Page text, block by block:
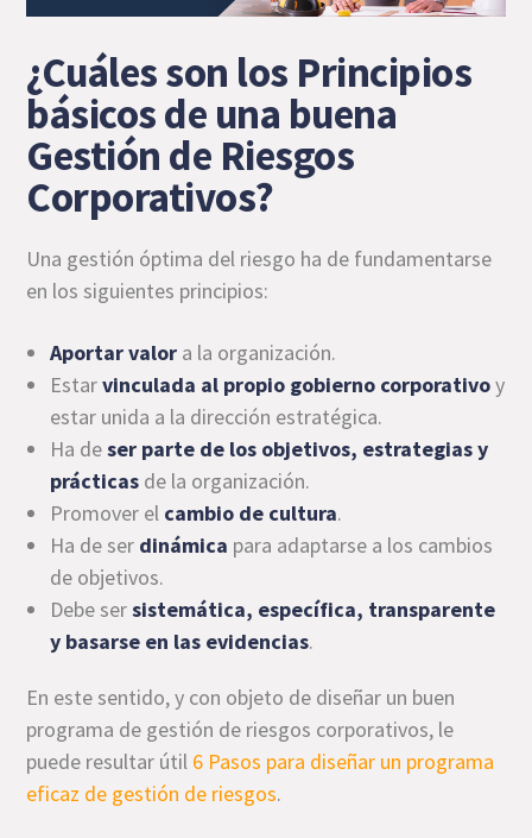
¿Cuáles son los Principios
básicos de una buena
Gestión de Riesgos
Corporativos?
Una gestión óptima del riesgo ha de fundamentarse
en los siguientes principios:
Aportar valor a la organización.
Estarvinculada al propio gobierno corporativoy
estar unida a la dirección estratégica.
Ha deser parte de los objetivos, estrategias y
prácticas de la organización.
Promover el cambio de cultura.
Ha de ser dinámica para adaptarse a los cambios
de objetivos.
Debe sersistemática, específica, transparente
y basarse en las evidencias.
En este sentido, y con objeto de diseñar un buen
programa de gestión de riesgos corporativos, le
puede resultar útil 6 Pasos para diseñar un programa
eficaz de gestión de riesgos.